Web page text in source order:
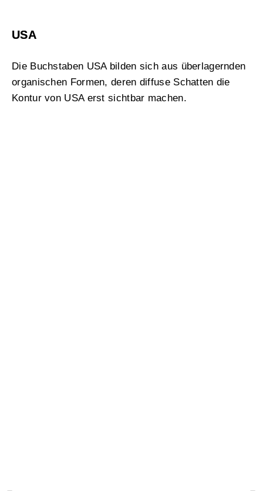
USA
Die Buchstaben USA bilden sich aus überlagernden
organischen Formen, deren diffuse Schatten die
Kontur von USA erst sichtbar machen.